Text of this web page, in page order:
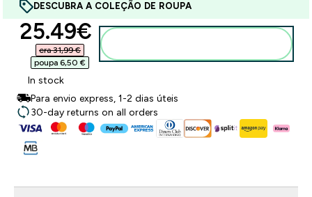
DESCUBRA A COLEÇÃO DE ROUPA
discounted price
25.49€‎
era 31,99 €‎
poupa 6,50 €‎
In stock
Para envio express, 1-2 dias úteis
30-day returns on all orders